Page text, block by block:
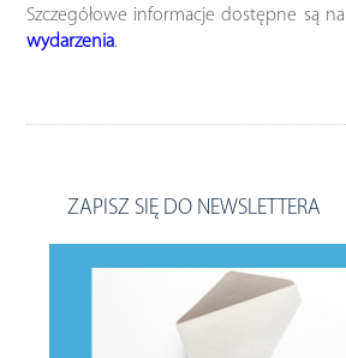
Szczegółowe informacje dostępne są na
wydarzenia.
ZAPISZ SIĘ DO NEWSLETTERA